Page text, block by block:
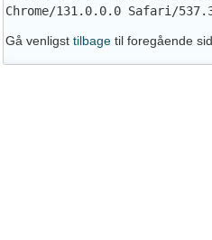
Chrome/131.0.0.0 Safari/
Gå venligst tilbage til foregående